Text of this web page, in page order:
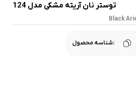
توستر نان آریته مشکی مدل 124
Black
شناسه محصول: